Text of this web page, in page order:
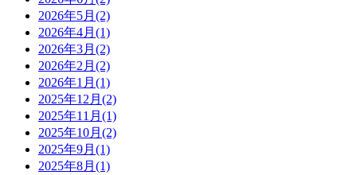
2026年5月(2)
2026年4月(1)
2026年3月(2)
2026年2月(2)
2026年1月(1)
2025年12月(2)
2025年11月(1)
2025年10月(2)
2025年9月(1)
2025年8月(1)